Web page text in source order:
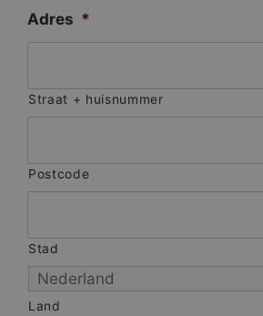
Adres *
Straat + huisnummer
Postcode
Stad
Land